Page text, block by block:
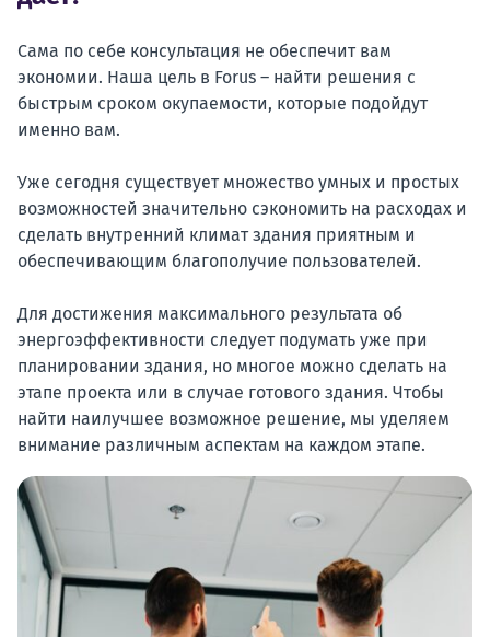
Сама по себе консультация не обеспечит вам
экономии. Наша цель в Forus – найти решения с
быстрым сроком окупаемости, которые подойдут
именно вам.
Уже сегодня существует множество умных и простых
возможностей значительно сэкономить на расходах и
сделать внутренний климат здания приятным и
обеспечивающим благополучие пользователей.
Для достижения максимального результата об
энергоэффективности следует подумать уже при
планировании здания, но многое можно сделать на
этапе проекта или в случае готового здания. Чтобы
найти наилучшее возможное решение, мы уделяем
внимание различным аспектам на каждом этапе.